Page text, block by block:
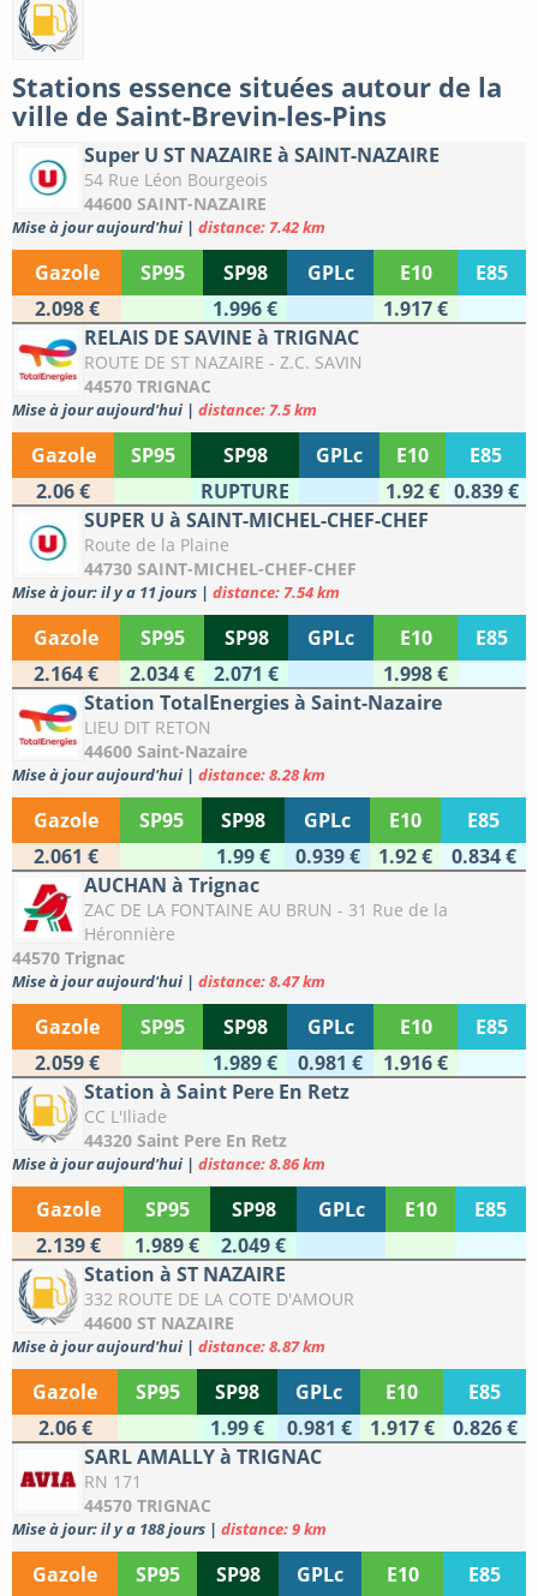
Stations essence situées autour de la
ville de Saint-Brevin-les-Pins
Super U ST NAZAIRE à SAINT-NAZAIRE
54 Rue Léon Bourgeois
44600 SAINT-NAZAIRE
Mise à jour aujourd'hui | distance: 7.42 km
Gazole SP95 SP98 GPLc E10
E85
2.098 €
1.996 €
1.917 €
RELAIS DE SAVINE à TRIGNAC
ROUTE DE ST NAZAIRE - Z.C. SAVIN
44570 TRIGNAC
Mise à jour aujourd'hui | distance: 7.5 km
Gazole SP95 SP98 GPLc E10
E85
2.06 €
RUPTURE 1.92 € 0.839 €
SUPER U à SAINT-MICHEL-CHEF-CHEF
Route de la Plaine
44730 SAINT-MICHEL-CHEF-CHEF
Mise à jour: il y a 11 jours | distance: 7.54 km
Gazole SP95 SP98 GPLc E10
E85
2.164 €
2.034 € 2.071 €
1.998 €
Station TotalEnergies à Saint-Nazaire
LIEU DIT RETON
44600 Saint-Nazaire
Mise à jour aujourd'hui | distance: 8.28 km
Gazole SP95 SP98 GPLc E10
E85
2.061 €
1.99 € 0.939 € 1.92 €
0.834 €
AUCHAN à Trignac
ZAC DE LA FONTAINE AU BRUN - 31 Rue de la
Héronnière
44570 Trignac
Mise à jour aujourd'hui | distance: 8.47 km
Gazole SP95 SP98 GPLc E10
E85
2.059 €
1.989 € 0.981 €
1.916 €
Station à Saint Pere En Retz
CC L'Iliade
44320 Saint Pere En Retz
Mise à jour aujourd'hui | distance: 8.86 km
Gazole SP95 SP98 GPLc E10
E85
2.139 €
1.989 €
2.049 €
Station à ST NAZAIRE
332 ROUTE DE LA COTE D'AMOUR
44600 ST NAZAIRE
Mise à jour aujourd'hui | distance: 8.87 km
Gazole SP95 SP98 GPLc E10
E85
2.06 €
1.99 € 0.981 € 1.917 €
0.826 €
SARL AMALLY à TRIGNAC
RN 171
44570 TRIGNAC
Mise à jour: il y a 188 jours | distance: 9 km
Gazole SP95 SP98 GPLc E10
E85